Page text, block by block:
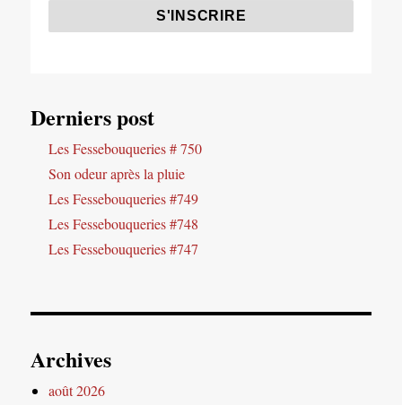
Derniers post
Les Fessebouqueries # 750
Son odeur après la pluie
Les Fessebouqueries #749
Les Fessebouqueries #748
Les Fessebouqueries #747
Archives
août 2026